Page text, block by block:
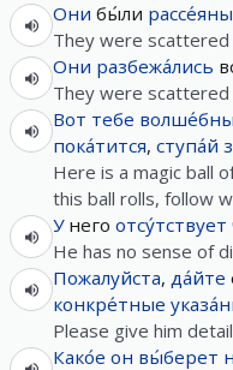
Они бы́ли рассе́яны
They were scattered
Они разбежа́лись
They were scattered
Вот тебе
пока́тится, ступа́й
Here is a magic ball
this ball rolls, follow
Унего отсу́тствует
He has no sense of
Пожалуйста, да́йте
конкре́тные
Please give him
Како́е он вы́берет